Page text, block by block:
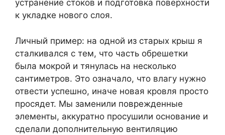
устранение стоков и подготовка поверхности
к укладке нового слоя.
Личный пример: на одной из старых крыш я
сталкивался с тем, что часть обрешетки
была мокрой и тянулась на несколько
сантиметров. Это означало, что влагу нужно
отвести успешно, иначе новая кровля просто
просядет. Мы заменили поврежденные
элементы, аккуратно просушили основание и
сделали дополнительную вентиляцию